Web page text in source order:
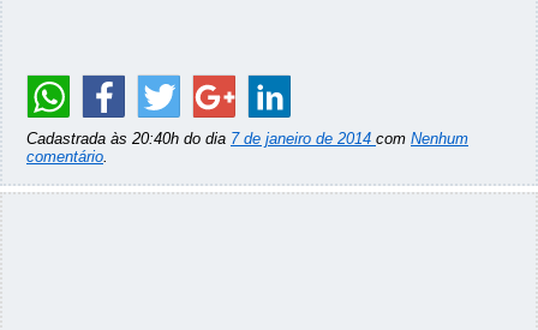
Cadastrada às 20:40h do dia 7 de janeiro de 2014 com Nenhum
comentário.